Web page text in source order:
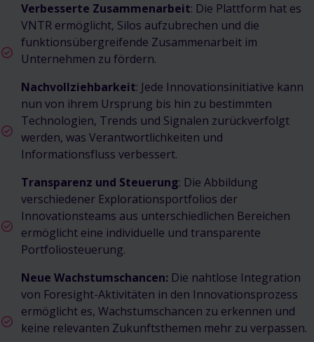
Verbesserte Zusammenarbeit: Die Plattform hat es
VNTR ermöglicht, Silos aufzubrechen und die
funktionsübergreifende Zusammenarbeit im
Unternehmen zu fördern.
Nachvollziehbarkeit: Jede Innovationsinitiative kann
nun von ihrem Ursprung bis hin zu bestimmten
Technologien, Trends und Signalen zurückverfolgt
werden, was Verantwortlichkeiten und
Informationsfluss verbessert.
Transparenz und Steuerung: Die Abbildung
verschiedener Explorationsportfolios der
Innovationsteams aus unterschiedlichen Bereichen
ermöglicht eine individuelle und transparente
Portfoliosteuerung.
Neue Wachstumschancen: Die nahtlose Integration
von Foresight-Aktivitäten in den Innovationsprozess
ermöglicht es, Wachstumschancen zu erkennen und
keine relevanten Zukunftsthemen mehr zu verpassen.